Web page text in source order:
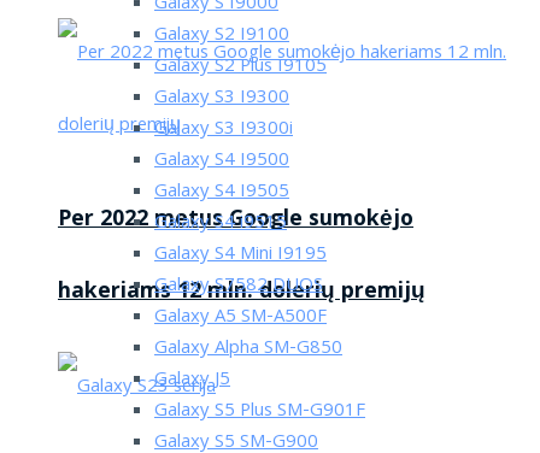
Per 2022 metus Google sumokėjo
hakeriams 12 mln. dolerių premijų
Galaxy S2 I9100
Galaxy S2 Plus I9105
Galaxy S3 I9300
Galaxy S3 I9300i
Galaxy S4 I9500
Galaxy S4 I9505
Galaxy S4 i9515
Galaxy S4 Mini I9195
Galaxy S7582 DUOS
Galaxy A5 SM-A500F
Galaxy Alpha SM-G850
Galaxy J5
Galaxy S5 Plus SM-G901F
Galaxy S5 SM-G900